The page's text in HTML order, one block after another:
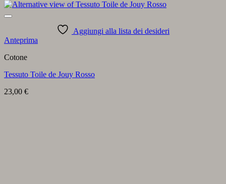
Aggiungi alla lista dei desideri
Anteprima
Cotone
Tessuto Toile de Jouy Rosso
23,00 €